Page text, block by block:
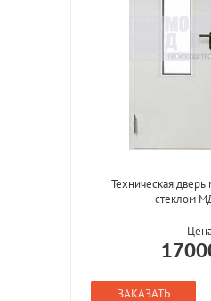
Техническая
стеклом
ЗАКАЗАТЬ